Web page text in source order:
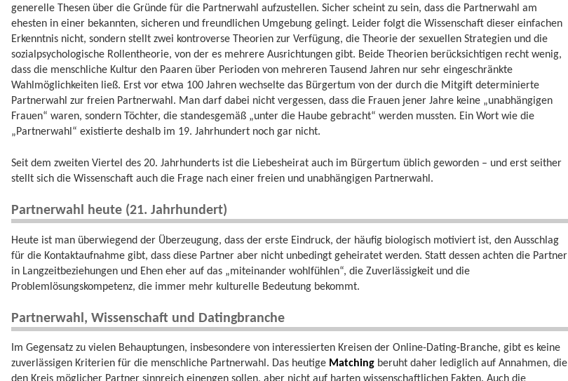
generelle Thesen über die Gründe für die Partnerwahl aufzustellen. Sicher scheint zu sein, dass die Partnerwahl am
ehesten in einer bekannten, sicheren und freundlichen Umgebung gelingt. Leider folgt die Wissenschaft dieser einfachen
Erkenntnis nicht, sondern stellt zwei kontroverse Theorien zur Verfügung, die Theorie der sexuellen Strategien und die
sozialpsychologische Rollentheorie, von der es mehrere Ausrichtungen gibt. Beide Theorien berücksichtigen recht wenig,
dass die menschliche Kultur den Paaren über Perioden von mehreren Tausend Jahren nur sehr eingeschränkte
Wahlmöglichkeiten ließ. Erst vor etwa 100 Jahren wechselte das Bürgertum von der durch die Mitgift determinierte
Partnerwahl zur freien Partnerwahl. Man darf dabei nicht vergessen, dass die Frauen jener Jahre keine „unabhängigen
Frauen“ waren, sondern Töchter, die standesgemäß „unter die Haube gebracht“ werden mussten. Ein Wort wie die
„Partnerwahl“ existierte deshalb im 19. Jahrhundert noch gar nicht.
Seit dem zweiten Viertel des 20. Jahrhunderts ist die Liebesheirat auch im Bürgertum üblich geworden – und erst seither
stellt sich die Wissenschaft auch die Frage nach einer freien und unabhängigen Partnerwahl.
Partnerwahl heute (21. Jahrhundert)
Heute ist man überwiegend der Überzeugung, dass der erste Eindruck, der häufig biologisch motiviert ist, den Ausschlag
für die Kontaktaufnahme gibt, dass diese Partner aber nicht unbedingt geheiratet werden. Statt dessen achten die Partner
in Langzeitbeziehungen und Ehen eher auf das „miteinander wohlfühlen“, die Zuverlässigkeit und die
Problemlösungskompetenz, die immer mehr kulturelle Bedeutung bekommt.
Partnerwahl, Wissenschaft und Datingbranche
Im Gegensatz zu vielen Behauptungen, insbesondere von interessierten Kreisen der Online-Dating-Branche, gibt es keine
zuverlässigen Kriterien für die menschliche Partnerwahl. Das heutige Matching beruht daher lediglich auf Annahmen, die